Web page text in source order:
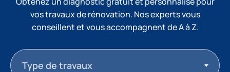
vos travaux de rénovation. Nos experts vous
conseillent et vous accompagnent de A à Z.
Type de travaux